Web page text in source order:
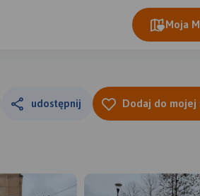
Moja
udostępnij Dodaj do mojej